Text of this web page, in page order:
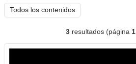
Todos los contenidos
3 resultados (página1